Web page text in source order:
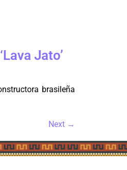
Jato’
brasileña
Next →